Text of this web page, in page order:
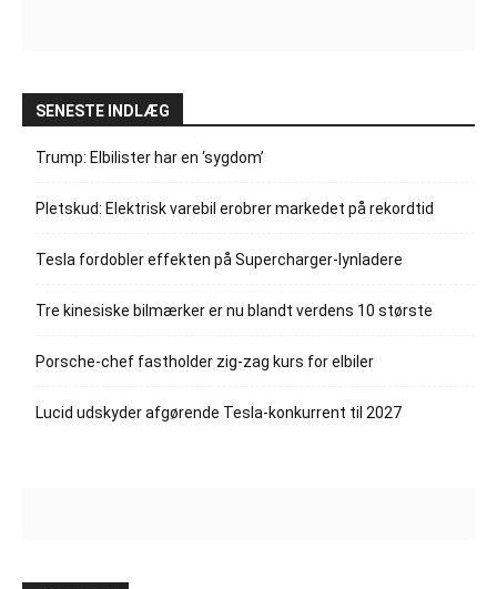
SENESTE INDLÆG
Trump: Elbilister har en ‘sygdom’
Pletskud: Elektrisk varebil erobrer markedet på rekordtid
Tesla fordobler effekten på Supercharger-lynladere
Tre kinesiske bilmærker er nu blandt verdens 10 største
Porsche-chef fastholder zig-zag kurs for elbiler
Lucid udskyder afgørende Tesla-konkurrent til 2027